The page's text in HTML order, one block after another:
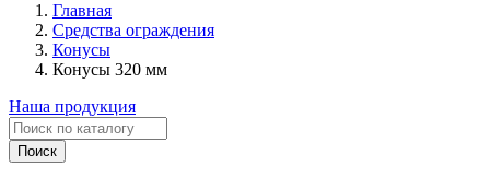
Главная
Средства ограждения
Конусы
Конусы 320 мм
Наша продукция